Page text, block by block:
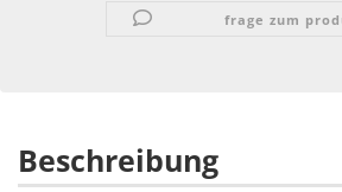
frage zum
Beschreibung